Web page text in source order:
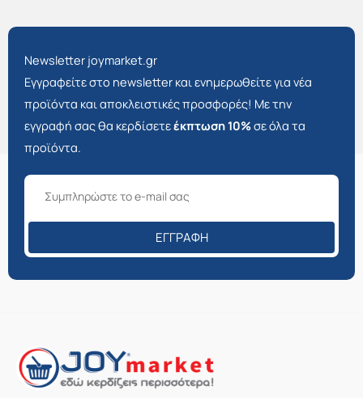
Newsletter joymarket.gr
Εγγραφείτε στο newsletter και ενημερωθείτε για νέα
προϊόντα και αποκλειστικές προσφορές! Με την
εγγραφή σας θα κερδίσετεέκπτωση 10%σε όλα τα
προϊόντα.
ΕΓΓΡΑΦΉ